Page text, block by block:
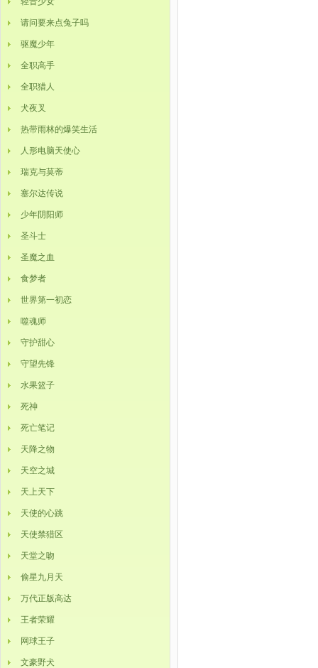
请问要来点兔子吗
驱魔少年
全职高手
全职猎人
犬夜叉
热带雨林的爆笑生活
人形电脑天使心
瑞克与莫蒂
塞尔达传说
少年阴阳师
圣斗士
圣魔之血
食梦者
世界第一初恋
噬魂师
守护甜心
守望先锋
水果篮子
死神
死亡笔记
天降之物
天空之城
天上天下
天使的心跳
天使禁猎区
天堂之吻
偷星九月天
万代正版高达
王者荣耀
网球王子
文豪野犬